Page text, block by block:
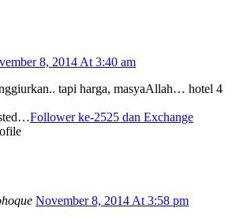
8, 2014 At 3:40 am
tapi harga, masyaAllah… hotel 4
Follower ke-2525 dan Exchange
November 8, 2014 At 3:58 pm